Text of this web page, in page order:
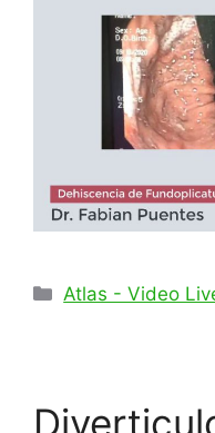
Categorías
Atlas - Video